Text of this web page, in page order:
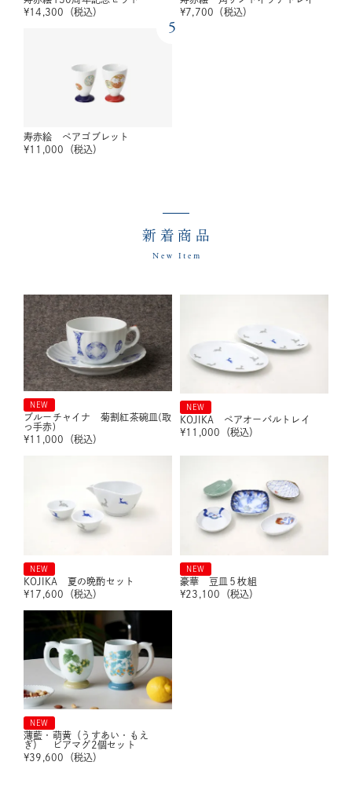
¥14,300 （税込）
¥7,700 （税込）
5
寿赤絵 ペアゴブレット
¥11,000 （税込）
新着商品
New Item
NEW
ブルーチャイナ 菊割紅茶碗皿(取
っ手赤)
¥11,000 （税込）
NEW
KOJIKA ペアオーバルトレイ
¥11,000 （税込）
NEW
KOJIKA 夏の晩酌セット
¥17,600 （税込）
NEW
豪華 豆皿５枚組
¥23,100 （税込）
NEW
薄藍・萌黄（うすあい・もえ
ぎ） ビアマグ2個セット
¥39,600 （税込）